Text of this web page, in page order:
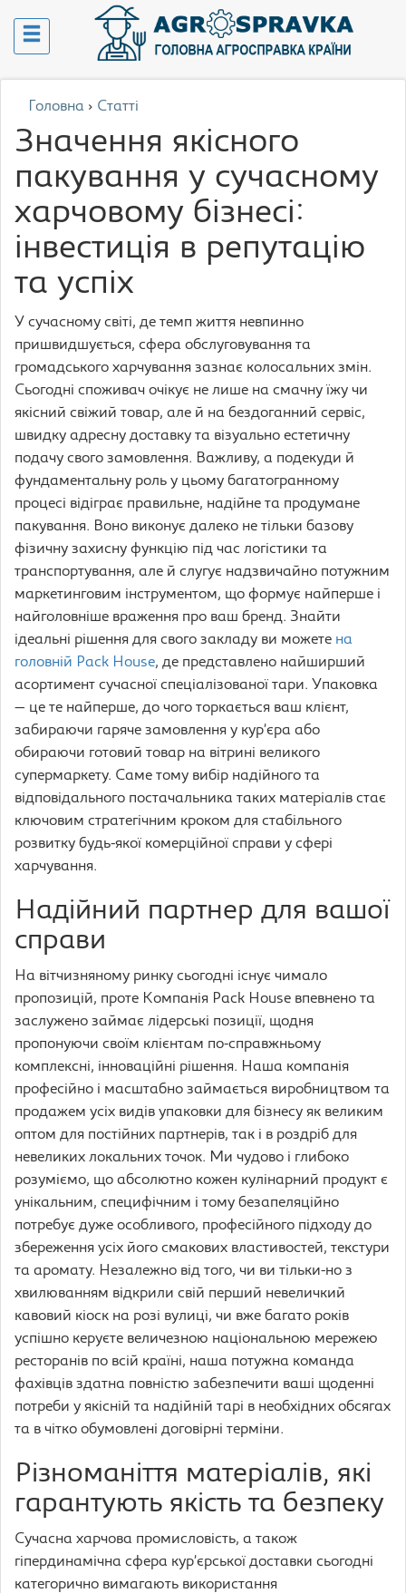
Головна › Статті
Значення якісного
пакування у сучасному
харчовому бізнесі:
інвестиція в репутацію
та успіх
У сучасному світі, де темп життя невпинно
пришвидшується, сфера обслуговування та
громадського харчування зазнає колосальних змін.
Сьогодні споживач очікує не лише на смачну їжу чи
якісний свіжий товар, але й на бездоганний сервіс,
швидку адресну доставку та візуально естетичну
подачу свого замовлення. Важливу, а подекуди й
фундаментальну роль у цьому багатогранному
процесі відіграє правильне, надійне та продумане
пакування. Воно виконує далеко не тільки базову
фізичну захисну функцію під час логістики та
транспортування, але й слугує надзвичайно потужним
маркетинговим інструментом, що формує найперше і
найголовніше враження про ваш бренд. Знайти
ідеальні рішення для свого закладу ви можете на
головній Pack House, де представлено найширший
асортимент сучасної спеціалізованої тари. Упаковка
— це те найперше, до чого торкається ваш клієнт,
забираючи гаряче замовлення у кур’єра або
обираючи готовий товар на вітрині великого
супермаркету. Саме тому вибір надійного та
відповідального постачальника таких матеріалів стає
ключовим стратегічним кроком для стабільного
розвитку будь-якої комерційної справи у сфері
харчування.
Надійний партнер для вашої
справи
На вітчизняному ринку сьогодні існує чимало
пропозицій, проте Компанія Pack House впевнено та
заслужено займає лідерські позиції, щодня
пропонуючи своїм клієнтам по-справжньому
комплексні, інноваційні рішення. Наша компанія
професійно і масштабно займається виробництвом та
продажем усіх видів упаковки для бізнесу як великим
оптом для постійних партнерів, так і в роздріб для
невеликих локальних точок. Ми чудово і глибоко
розуміємо, що абсолютно кожен кулінарний продукт є
унікальним, специфічним і тому безапеляційно
потребує дуже особливого, професійного підходу до
збереження усіх його смакових властивостей, текстури
та аромату. Незалежно від того, чи ви тільки-но з
хвилюванням відкрили свій перший невеличкий
кавовий кіоск на розі вулиці, чи вже багато років
успішно керуєте величезною національною мережею
ресторанів по всій країні, наша потужна команда
фахівців здатна повністю забезпечити ваші щоденні
потреби у якісній та надійній тарі в необхідних обсягах
та в чітко обумовлені договірні терміни.
Різноманіття матеріалів, які
гарантують якість та безпеку
Сучасна харчова промисловість, а також
гіпердинамічна сфера кур’єрської доставки сьогодні
категорично вимагають використання